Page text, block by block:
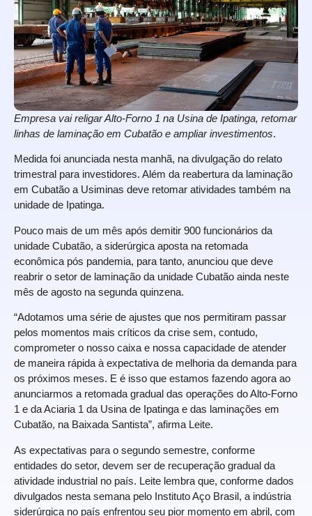
Empresa vai religar Alto-Forno 1 na Usina de Ipatinga, retomar
linhas de laminação em Cubatão e ampliar investimentos.
Medida foi anunciada nesta manhã, na divulgação do relato
trimestral para investidores. Além da reabertura da laminação
em Cubatão a Usiminas deve retomar atividades também na
unidade de Ipatinga.
Pouco mais de um mês após demitir 900 funcionários da
unidade Cubatão, a siderúrgica aposta na retomada
econômica pós pandemia, para tanto, anunciou que deve
reabrir o setor de laminação da unidade Cubatão ainda neste
mês de agosto na segunda quinzena.
“Adotamos uma série de ajustes que nos permitiram passar
pelos momentos mais críticos da crise sem, contudo,
comprometer o nosso caixa e nossa capacidade de atender
de maneira rápida à expectativa de melhoria da demanda para
os próximos meses. E é isso que estamos fazendo agora ao
anunciarmos a retomada gradual das operações do Alto-Forno
1 e da Aciaria 1 da Usina de Ipatinga e das laminações em
Cubatão, na Baixada Santista”, afirma Leite.
As expectativas para o segundo semestre, conforme
entidades do setor, devem ser de recuperação gradual da
atividade industrial no país. Leite lembra que, conforme dados
divulgados nesta semana pelo Instituto Aço Brasil, a indústria
siderúrgica no país enfrentou seu pior momento em abril, com